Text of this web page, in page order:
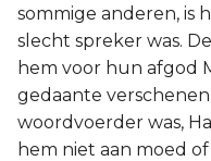
sommige anderen, is
slecht spreker was.
hem voor hun afgod
gedaante
woordvoerder was,
hem niet aan moed